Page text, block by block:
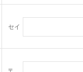
セイ